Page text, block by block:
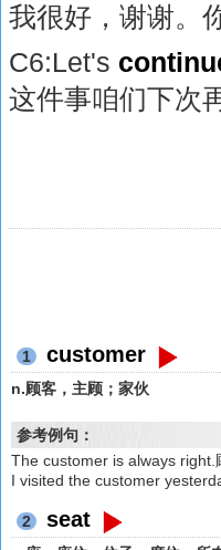
我很好，谢谢。
C6:Let's
这件事咱们下次
1 customer
n.顾客，主顾；家伙
参考例句：
The customer is always right.
I visited the customer
2 seat